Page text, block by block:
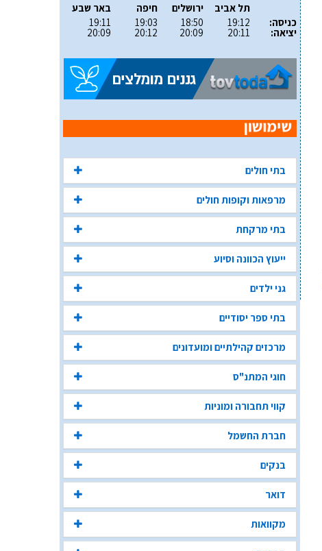
כניסה:
יציאה:
תל אביב
19:12
20:11
ירושלים
18:50
20:09
חיפה
19:03
20:12
באר שבע
19:11
20:09
בתי חולים
מרפאות וקופות חולים
בתי מרקחת
ייעוץ הכוונה וסיוע
גני ילדים
בתי ספר יסודיים
מרכזים קהילתיים ומועדונים
חוגי המתנ"ס
קווי תחבורה ומוניות
חברת החשמל
בנקים
דואר
מקוואות